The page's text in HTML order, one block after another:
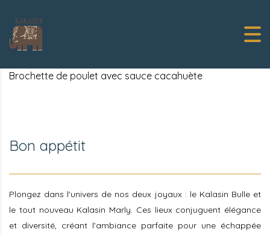
Brochette de poulet avec sauce cacahuète
Bon appétit
Plongez dans l'univers de nos deux joyaux : le Kalasin Bulle et
le tout nouveau Kalasin Marly. Ces lieux conjuguent élégance
et diversité, créant l'ambiance parfaite pour une échappée